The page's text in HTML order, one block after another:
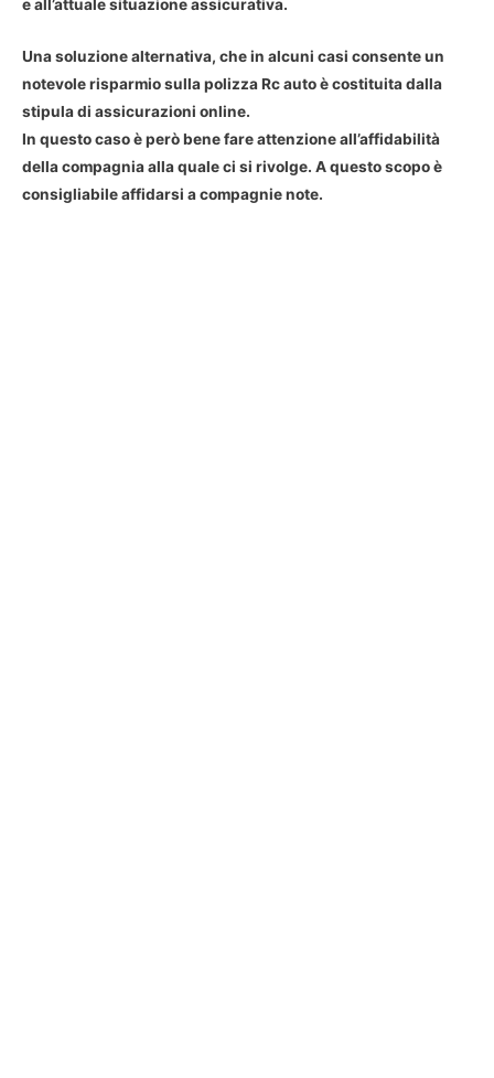
e all’attuale situazione assicurativa.
Una soluzione alternativa, che in alcuni casi consente un
notevole risparmio sulla polizza Rc auto è costituita dalla
stipula di assicurazioni online.
In questo caso è però bene fare attenzione all’affidabilità
della compagnia alla quale ci si rivolge. A questo scopo è
consigliabile affidarsi a compagnie note.